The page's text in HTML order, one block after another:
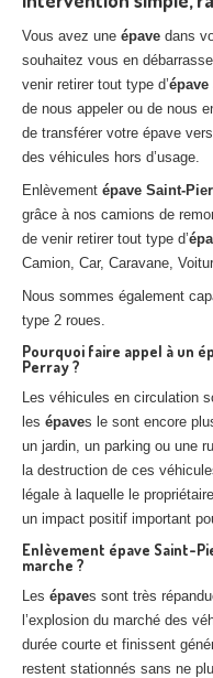
Vous avez une épave dans
souhaitez vous en
venir retirer tout type d’épave
de nous appeler ou de nous
de transférer votre épave
des véhicules hors d’usage.
Enlèvement épave Saint-
grâce à nos camions de
de venir retirer tout type d’
Camion, Car, Caravane,
Nous sommes également
type 2 roues.
Pourquoi faire appel à un
Perray?
Les véhicules en circulation
les épaves le sont encore
un jardin, un parking ou une
la destruction de ces
légale à laquelle le
un impact positif important
Enlèvement épave Saint-
marche ?
Les épaves sont très
l’explosion du marché des
durée courte et finissent
restent stationnés sans ne